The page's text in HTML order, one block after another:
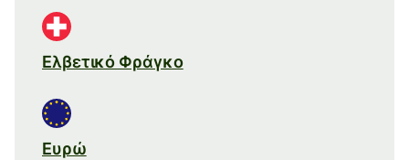
Ελβετικό Φράγκο
Ευρώ